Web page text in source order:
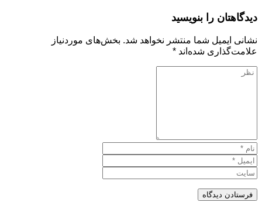
دیدگاهتان را بنویسید
نشانی ایمیل شما منتشر نخواهد شد. بخش‌های موردنیاز
علامت‌گذاری شده‌اند *